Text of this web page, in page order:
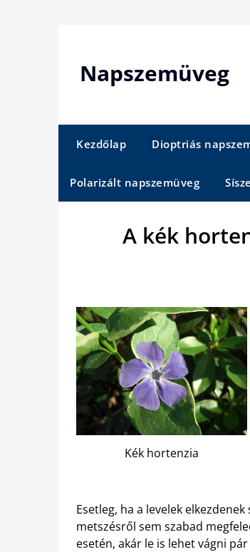
Napszemüveg
Kezdőlap Dioptriás
Polarizált napszemüveg
A kék
Kék hortenzia
Esetleg, ha a levelek
metszésről sem szabad
esetén, akár le is lehet vágni